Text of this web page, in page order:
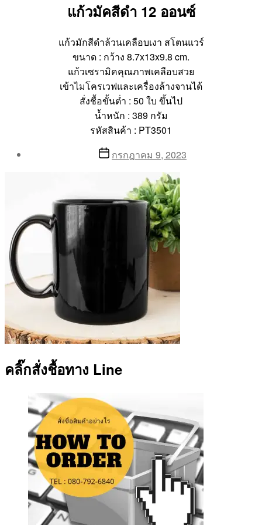
แก้วมัคสีดำ 12 ออนซ์
แก้วมักสีดำล้วนเคลือบเงา สโตนแวร์
ขนาด : กว้าง 8.7x13x9.8 cm.
แก้วเซรามิคคุณภาพเคลือบสวย
เข้าไมโครเวฟและเครื่องล้างจานได้
สั่งชื้อขั้นต่ำ : 50 ใบ ขึ้นไป
น้ำหนัก : 389 กรัม
รหัสสินค้า : PT3501
Postกรกฎาคม 9, 2023
คลิ๊กสั่งชื้อทาง Line